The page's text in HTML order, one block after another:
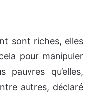
sont riches, elles
cela pour manipuler
pauvres qu’elles,
autres, déclaré